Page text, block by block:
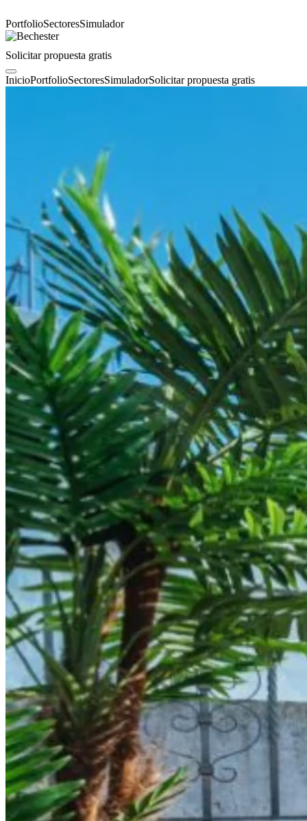
PortfolioSectoresSimulador
Solicitar propuesta gratis
InicioPortfolioSectoresSimuladorSolicitar propuesta gratis